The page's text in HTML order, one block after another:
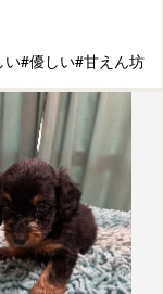
い#優しい#甘えん坊